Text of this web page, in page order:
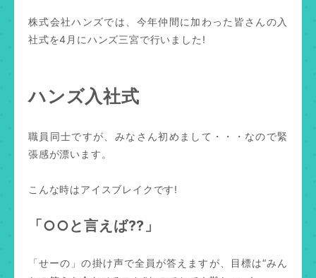
株式会社ハンズでは、今年仲間に加わった皆さんの入
社式を4月にハンズ三宮で行いました!
ハンズ入社式
職員同士ですが、みなさん初めまして・・・なので緊
張感が漂います。
こんな時はアイスブレイクです!
「○○と言えば??」
「せーの」の掛け声で全員が答えますが、目標は“みん